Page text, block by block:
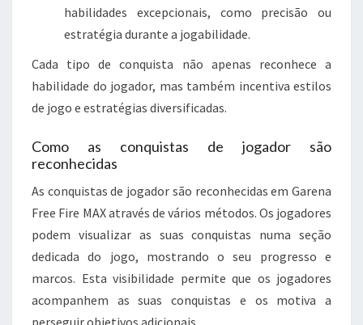
habilidades excepcionais, como precisão ou
estratégia durante a jogabilidade.
Cada tipo de conquista não apenas reconhece a
habilidade do jogador, mas também incentiva estilos
de jogo e estratégias diversificadas.
Como as conquistas de jogador são
reconhecidas
As conquistas de jogador são reconhecidas em Garena
Free Fire MAX através de vários métodos. Os jogadores
podem visualizar as suas conquistas numa seção
dedicada do jogo, mostrando o seu progresso e
marcos. Esta visibilidade permite que os jogadores
acompanhem as suas conquistas e os motiva a